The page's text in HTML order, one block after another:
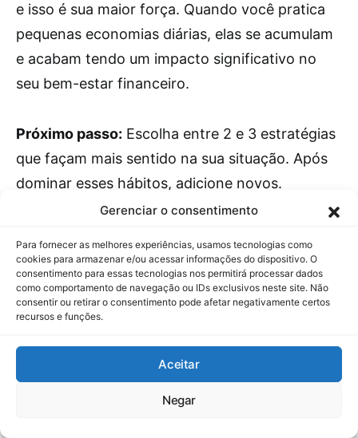
Gerenciar o consentimento
Para fornecer as melhores experiências, usamos tecnologias como
cookies para armazenar e/ou acessar informações do dispositivo. O
consentimento para essas tecnologias nos permitirá processar dados
como comportamento de navegação ou IDs exclusivos neste site. Não
consentir ou retirar o consentimento pode afetar negativamente certos
recursos e funções.
Aceitar
Negar
e isso é sua maior força. Quando você pratica
pequenas economias diárias, elas se acumulam
e acabam tendo um impacto significativo no
seu bem-estar financeiro.
Próximo passo: Escolha entre 2 e 3 estratégias
que façam mais sentido na sua situação. Após
dominar esses hábitos, adicione novos.
Lembre-se: mudança financeira é uma
consigo mesmo.
Com dedicação e consistência, você construirá